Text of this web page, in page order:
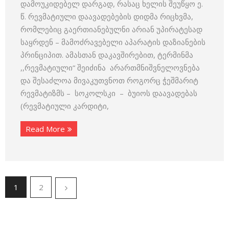
დამოუკიდებელ დარგად, რასაც ხელის შეუწყო ე.
წ. რევმატიული დაავადებების დიდმა რიცხვმა,
რომლებიც გაერთიანებულნი არიან უპირატესად
საყრდენ – მამოძრავებელი აპარატის დაზიანების
პრინციპით. ამასთან დაკავშირებით, ტერმინმა
,,რევმატიული“ შეიძინა არართმნიშვნელოვნება
და შესაძლოა მივაკუთვნოთ როგორც ჭეშმარიტ
რევმატიზმს – სოკოლსკი – ბუიოს დაავადებას
(რევმატიული კარდიტი,
Read More
1 2